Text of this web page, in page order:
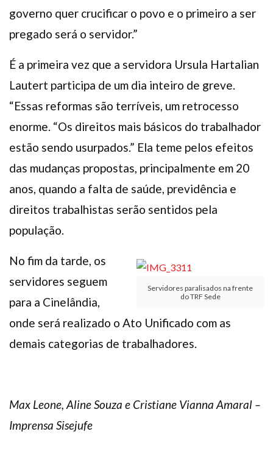
governo quer crucificar o povo e o primeiro a ser
pregado será o servidor.”
É a primeira vez que a servidora Ursula Hartalian
Lautert participa de um dia inteiro de greve.
“Essas reformas são terríveis, um retrocesso
enorme. “Os direitos mais básicos do trabalhador
estão sendo usurpados.” Ela teme pelos efeitos
das mudanças propostas, principalmente em 20
anos, quando a falta de saúde, previdência e
direitos trabalhistas serão sentidos pela
população.
Servidores paralisados na frente
do TRF Sede
No fim da tarde, os
servidores seguem
para a Cinelândia,
onde será realizado o Ato Unificado com as
demais categorias de trabalhadores.
Max Leone, Aline Souza e Cristiane Vianna Amaral –
Imprensa Sisejufe